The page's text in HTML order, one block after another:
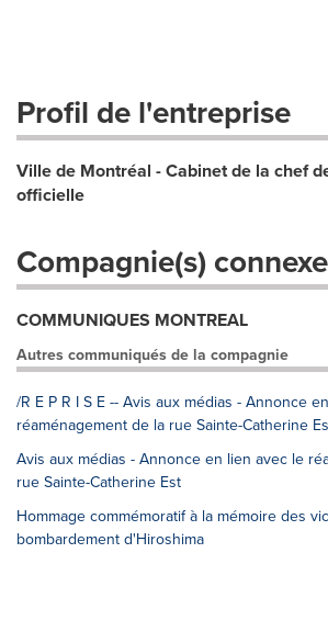
Profil de l'entreprise
Ville de Montréal - Cabinet de la chef
officielle
Compagnie(s)
COMMUNIQUES MONTREAL
Autres communiqués de la compagnie
/R E P R I S E -- Avis aux médias - Annonce
réaménagement de la rue Sainte-Catherine
Avis aux médias - Annonce en lien avec le
rue Sainte-Catherine Est
Hommage commémoratif à la mémoire des
bombardement d'Hiroshima